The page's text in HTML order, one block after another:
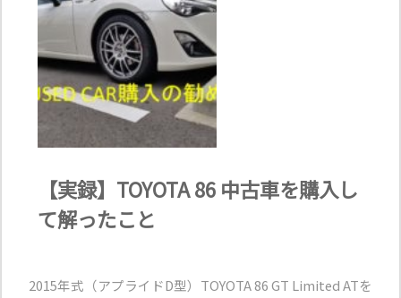
【実録】TOYOTA 86 中古車を購入し
て解ったこと
2015年式（アプライドD型）TOYOTA 86 GT Limited ATを